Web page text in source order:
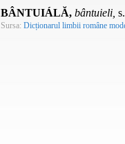
BÂNTUIÁLĂ, bântuieli,
Sursa: Dicționarul limbii române